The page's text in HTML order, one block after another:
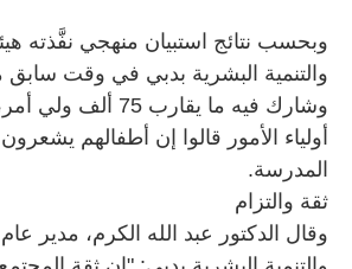
وبحسب نتائج استبيان منهجي نفَّذته
والتنمية البشرية بدبي في وقت سابق
أولياء الأمور قالوا إن أطفالهم
المدرسة.
ثقة والتزام
وقال الدكتور عبد الله الكرم، مدير